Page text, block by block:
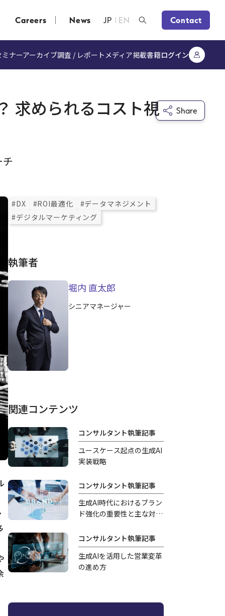
Careers News EN
JP Contact
ミナーアーカイブ調査 / レポート メディア掲載書籍ログイン
求められるコスト視 Share
#DX #ROI最適化
#データマネジメント
#デジタルマーケティング
執筆者
堀内 直太郎
シニアマネージャー
関連コンテンツ
コンサルタント執筆記事
ユースケース起点の生成AI
実装戦略
コンサルタント執筆記事
生成AI時代におけるブラン
ド強化の重要性と主な対応
コンサルタント執筆記事
生成AIを活用した営業変革
の進め方